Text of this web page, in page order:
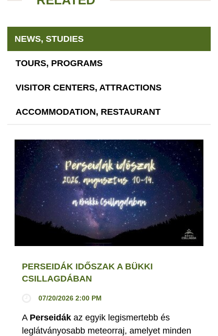
NEWS, STUDIES
TOURS, PROGRAMS
VISITOR CENTERS, ATTRACTIONS
ACCOMMODATION, RESTAURANT
PERSEIDÁK IDŐSZAK A BÜKKI
CSILLAGDÁBAN
07/20/2026 2:00 PM
A Perseidák az egyik legismertebb és
leglátványosabb meteorraj, amelyet minden